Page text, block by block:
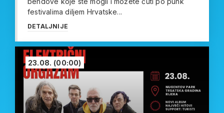
festivalima diljem Hrvatske...
DETALJNIJE
23.08. (00:00)